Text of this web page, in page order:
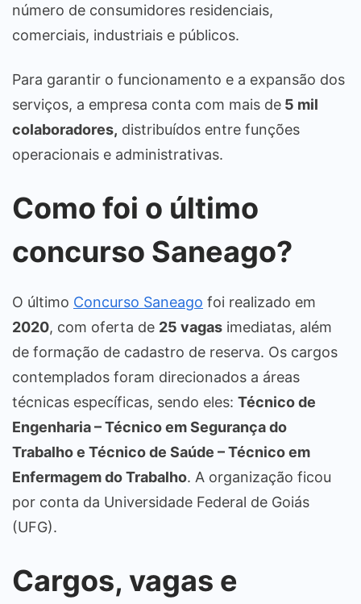
número de consumidores residenciais,
comerciais, industriais e públicos.
Para garantir o funcionamento e a expansão dos
serviços, a empresa conta com mais de 5 mil
colaboradores, distribuídos entre funções
operacionais e administrativas.
Como foi o último
concurso Saneago?
O último Concurso Saneago foi realizado em
2020, com oferta de 25 vagas imediatas, além
de formação de cadastro de reserva. Os cargos
contemplados foram direcionados a áreas
técnicas específicas, sendo eles: Técnico de
Engenharia – Técnico em Segurança do
Trabalho e Técnico de Saúde – Técnico em
Enfermagem do Trabalho. A organização ficou
por conta da Universidade Federal de Goiás
(UFG).
Cargos, vagas e